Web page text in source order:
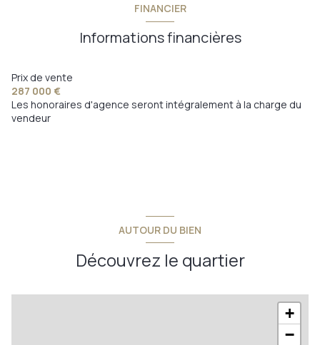
salon/sejour/salle à manger
chambre/bureau
WC
cellier
FINANCIER
Informations financières
Prix de vente
287 000 €
Les honoraires d'agence seront intégralement à la charge du
vendeur
AUTOUR DU BIEN
Découvrez le quartier
+
−